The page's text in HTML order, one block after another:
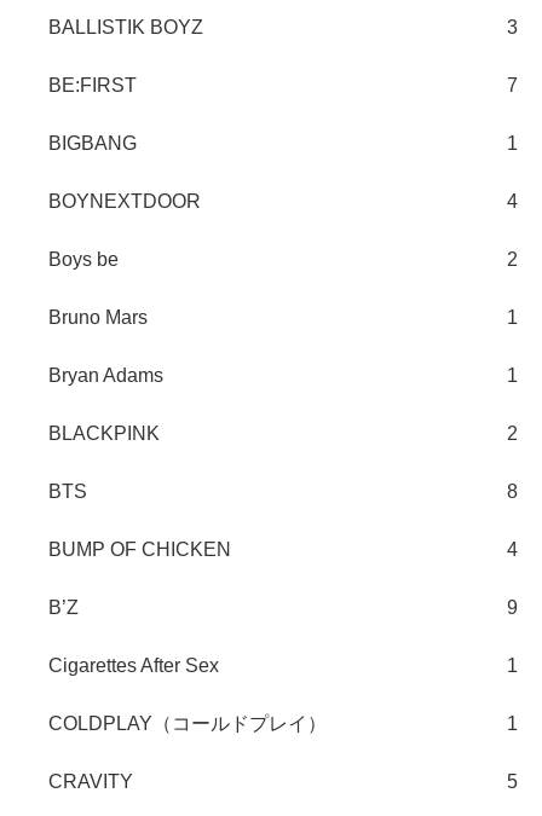
BALLISTIK BOYZ 3
BE:FIRST 7
BIGBANG 1
BOYNEXTDOOR 4
Boys be 2
Bruno Mars 1
Bryan Adams 1
BLACKPINK 2
BTS 8
BUMP OF CHICKEN 4
B’Z 9
Cigarettes After Sex 1
COLDPLAY（コールドプレイ） 1
CRAVITY 5